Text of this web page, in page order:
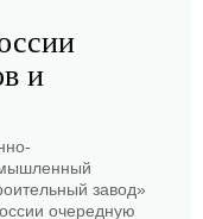
и
завод»
очередную